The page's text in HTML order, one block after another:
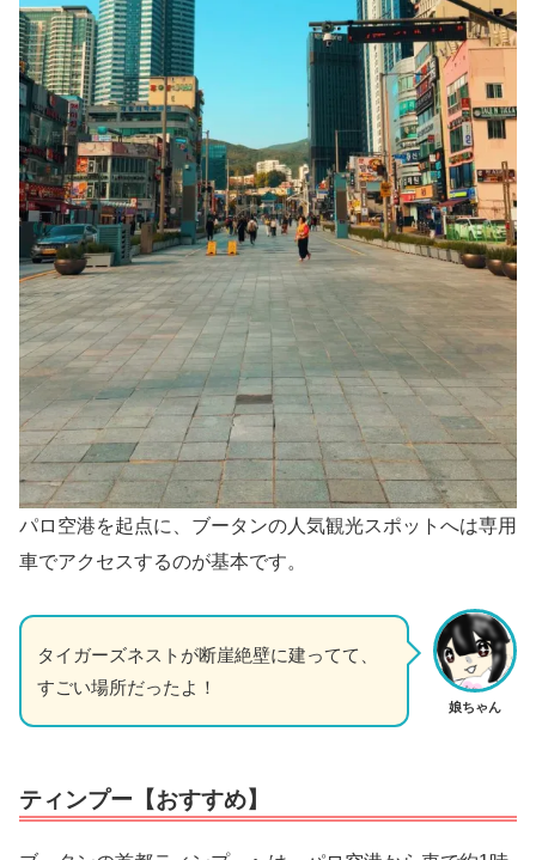
パロ空港を起点に、ブータンの人気観光スポットへは専用
車でアクセスするのが基本です。
娘ちゃん
タイガーズネストが断崖絶壁に建ってて、
すごい場所だったよ！
ティンプー【おすすめ】